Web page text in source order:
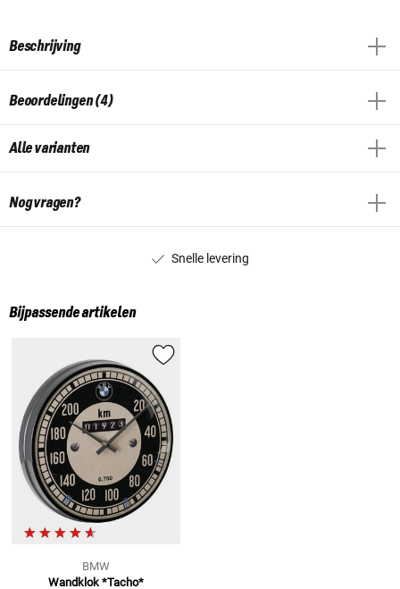
Beschrijving
Beoordelingen (4)
Alle varianten
Nog vragen?
Snelle levering
Bijpassende artikelen
BMW
Wandklok *Tacho*